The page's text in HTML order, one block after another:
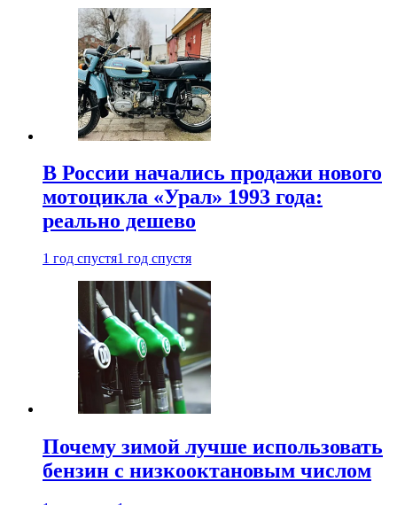
В России начались продажи нового
мотоцикла «Урал» 1993 года:
реально дешево
1 год спустя1 год спустя
Почему зимой лучше использовать
бензин с низкооктановым числом